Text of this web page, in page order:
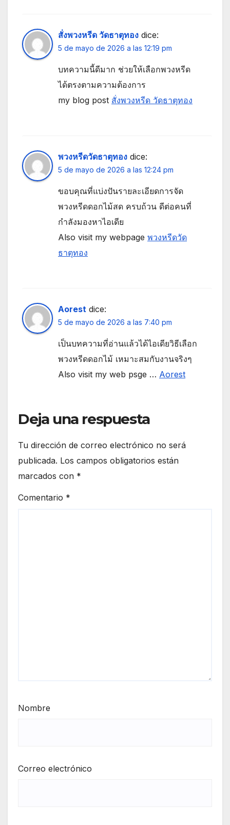
สั่งพวงหรีด วัดธาตุทอง dice:
5 de mayo de 2026 a las 12:19 pm
บทความนี้ดีมาก ช่วยให้เลือกพวงหรีด
ได้ตรงตามความต้องการ
my blog post สั่งพวงหรีด วัดธาตุทอง
พวงหรีดวัดธาตุทอง dice:
5 de mayo de 2026 a las 12:24 pm
ขอบคุณที่แบ่งปันรายละเอียดการจัด
พวงหรีดดอกไม้สด ครบถ้วน ดีต่อคนที่
กำลังมองหาไอเดีย
Also visit my webpage พวงหรีดวัด
ธาตุทอง
Aorest dice:
5 de mayo de 2026 a las 7:40 pm
เป็นบทความที่อ่านแล้วได้ไอเดียวิธีเลือก
พวงหรีดดอกไม้ เหมาะสมกับงานจริงๆ
Also visit my web psge … Aorest
Deja una respuesta
Tu dirección de correo electrónico no será
publicada. Los campos obligatorios están
marcados con *
Comentario *
Nombre
Correo electrónico